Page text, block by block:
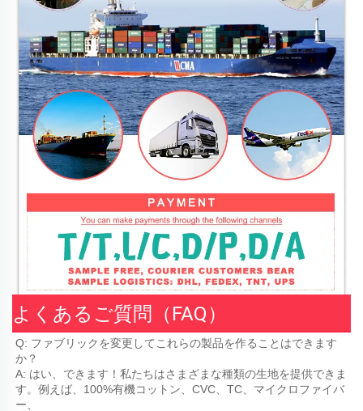
よくあるご質問（FAQ）
Q: ファブリックを変更してこれらの製品を作ることはできます
か？
A: はい、できます！私たちはさまざまな種類の生地を提供できま
す。例えば、100%有機コットン、CVC、TC、マイクロファイバ
ー、